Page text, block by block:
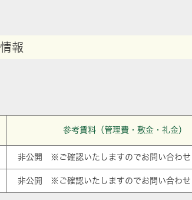
報
参考賃料（管理費・敷金・礼金）
非公開 ※ご確認いたしますのでお問い合わせ
非公開 ※ご確認いたしますのでお問い合わせ